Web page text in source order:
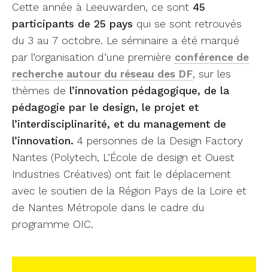
Cette année à Leeuwarden, ce sont 45
participants de 25 pays qui se sont retrouvés
du 3 au 7 octobre. Le séminaire a été marqué
par l’organisation d’une première conférence de
recherche autour du réseau des DF, sur les
thèmes de l’innovation pédagogique, de la
pédagogie par le design, le projet et
l’interdisciplinarité, et du management de
l’innovation. 4 personnes de la Design Factory
Nantes (Polytech, L’École de design et Ouest
Industries Créatives) ont fait le déplacement
avec le soutien de la Région Pays de la Loire et
de Nantes Métropole dans le cadre du
programme OIC.